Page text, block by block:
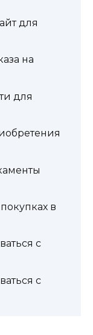
для
на
для
в
с
с